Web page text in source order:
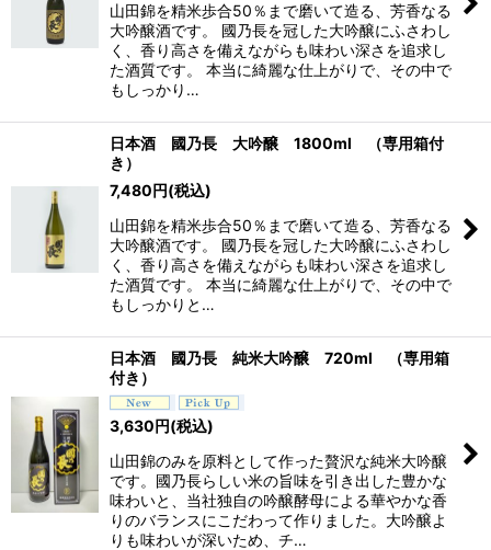
山田錦を精米歩合50％まで磨いて造る、芳香なる
大吟醸酒です。 國乃長を冠した大吟醸にふさわし
く、香り高さを備えながらも味わい深さを追求し
た酒質です。 本当に綺麗な仕上がりで、その中で
もしっかり…
日本酒 國乃長 大吟醸 1800ml （専用箱付
き）
7,480円(税込)
山田錦を精米歩合50％まで磨いて造る、芳香なる
大吟醸酒です。 國乃長を冠した大吟醸にふさわし
く、香り高さを備えながらも味わい深さを追求し
た酒質です。 本当に綺麗な仕上がりで、その中で
もしっかりと…
日本酒 國乃長 純米大吟醸 720ml （専用箱
付き）
3,630円(税込)
山田錦のみを原料として作った贅沢な純米大吟醸
です。國乃長らしい米の旨味を引き出した豊かな
味わいと、当社独自の吟醸酵母による華やかな香
りのバランスにこだわって作りました。大吟醸よ
りも味わいが深いため、チ…